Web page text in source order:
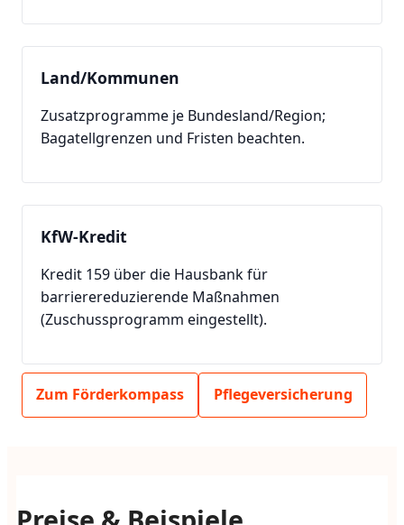
Land/Kommunen
Zusatzprogramme je Bundesland/Region;
Bagatellgrenzen und Fristen beachten.
KfW-Kredit
Kredit 159 über die Hausbank für
barrierereduzierende Maßnahmen
(Zuschussprogramm eingestellt).
Zum Förderkompass Pflegeversicherung